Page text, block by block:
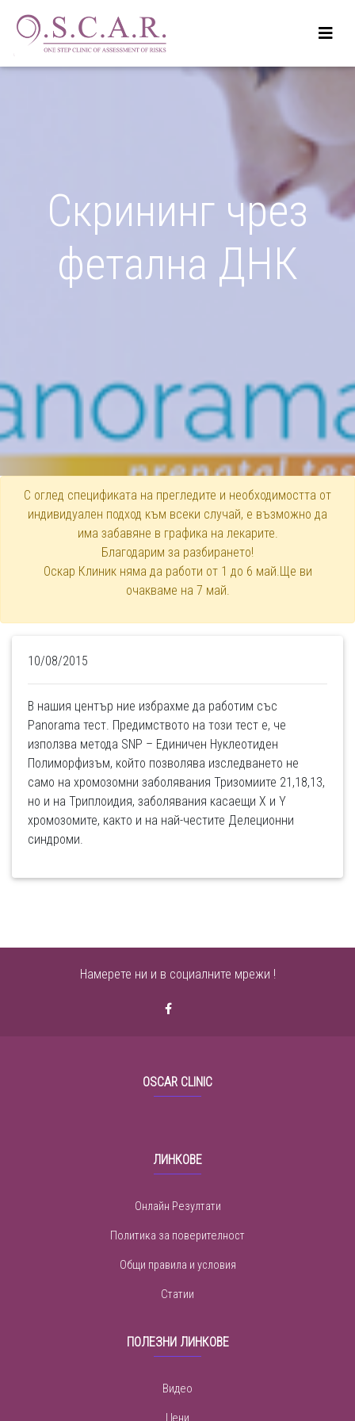
Скрининг чрез
фетална ДНК
С оглед спецификата на прегледите и необходимостта от
индивидуален подход към всеки случай, е възможно да
има забавяне в графика на лекарите.
Благодарим за разбирането!
Оскар Клиник няма да работи от 1 до 6 май.Ще ви
очакваме на 7 май.
10/08/2015
В нашия център ние избрахме да работим със
Panorama тест. Предимството на този тест е, че
използва методa SNP – Единичен Нуклеотиден
Полиморфизъм, който позволява изследването не
само на хромозомни заболявания Тризомиите 21,18,13,
но и на Триплоидия, заболявания касаещи X и Y
хромозомите, както и на най-честите Делеционни
синдроми.
Намерете ни и в социалните мрежи !
OSCAR CLINIC
ЛИНКОВЕ
Онлайн Резултати
Политика за поверителност
Общи правила и условия
Статии
ПОЛЕЗНИ ЛИНКОВЕ
Видео
Цени